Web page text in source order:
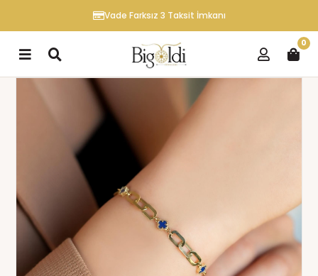
Vade Farksız 3 Taksit İmkanı
0